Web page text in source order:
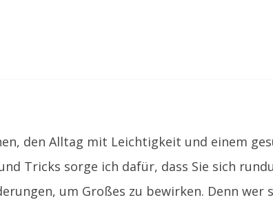
den Alltag mit Leichtigkeit und einem
Tricks sorge ich dafür, dass Sie sich
um Großes zu bewirken. Denn